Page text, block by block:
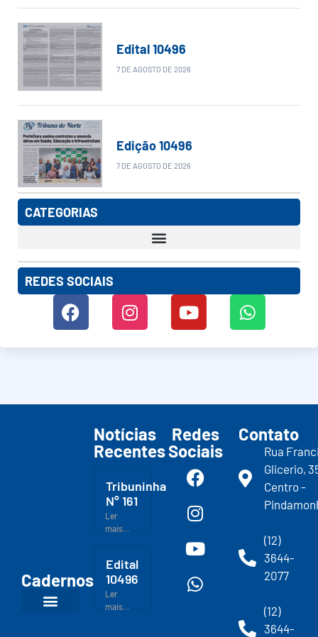
Edital 10496
7 DE AGOSTO DE 2026
Edição 10496
7 DE AGOSTO DE 2026
CATEGORIAS
REDES SOCIAIS
Cadernos
Notícias
Recentes
Tribuninha
N° 161
Ler
mais...
Edital
10496
Ler
mais...
Redes
Sociais
Contato
Rua
Glicerio,
Centro -
(12)
3644-
2077
(12)
3644-